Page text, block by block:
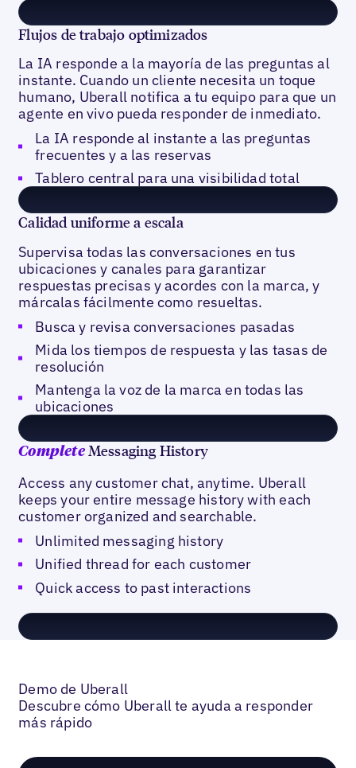
Flujos de trabajo optimizados
La IA responde a la mayoría de las preguntas al
instante. Cuando un cliente necesita un toque
humano, Uberall notifica a tu equipo para que un
agente en vivo pueda responder de inmediato.
La IA responde al instante a las preguntas
frecuentes y a las reservas
Tablero central para una visibilidad total
Calidad uniforme a escala
Supervisa todas las conversaciones en tus
ubicaciones y canales para garantizar
respuestas precisas y acordes con la marca, y
márcalas fácilmente como resueltas.
Busca y revisa conversaciones pasadas
Mida los tiempos de respuesta y las tasas de
resolución
Mantenga la voz de la marca en todas las
ubicaciones
CompleteMessaging History
Access any customer chat, anytime. Uberall
keeps your entire message history with each
customer organized and searchable.
Unlimited messaging history
Unified thread for each customer
Quick access to past interactions
Demo de Uberall
Descubre cómo Uberall te ayuda a responder
más rápido